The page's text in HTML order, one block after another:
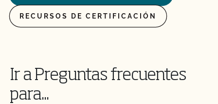
RECURSOS DE CERTIFICACIÓN
Ir a Preguntas frecuentes
para...